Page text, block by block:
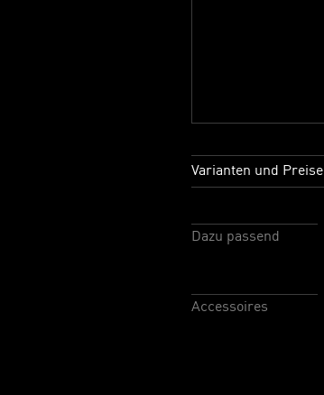
Varianten und Preise
Dazu passend
Accessoires